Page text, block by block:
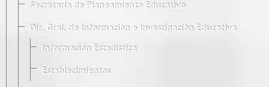
Secretaría de Planeamiento Educativo
Dir. Gral. de Información e Investigación Educativa
Información Estadística
Establecimientos